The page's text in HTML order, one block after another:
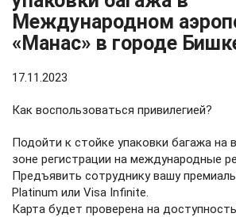
Международном
«Манас» в городе
17.11.2023
Как воспользоваться привилегией?
Подойти к стойке упаковки багажа на
зоне регистрации на международные
Предъявить сотруднику вашу
Platinum или Visa Infinite.
Карта будет проверена на